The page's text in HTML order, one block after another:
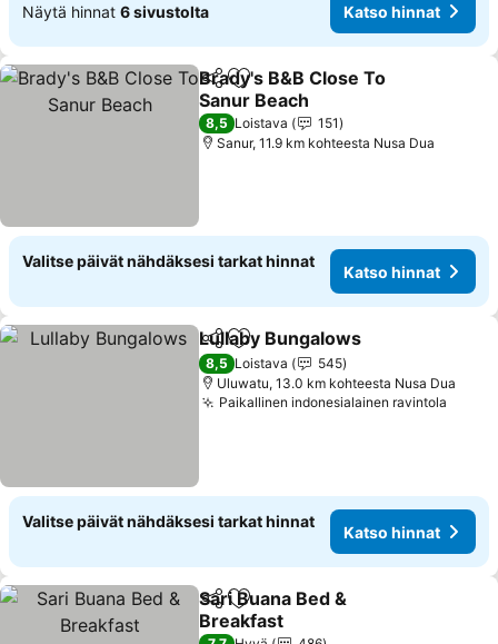
Näytä hinnat 6 sivustolta Katso hinnat
Jaa Lisää suosikkeihin
Brady's B&B Close To
Sanur Beach
8,5 Loistava
151
Sanur, 11.9 km kohteesta Nusa Dua
Valitse päivät nähdäksesi tarkat hinnat
Katso hinnat
Jaa Lisää suosikkeihin
Lullaby Bungalows
8,5 Loistava
545
Uluwatu, 13.0 km kohteesta Nusa Dua
Paikallinen indonesialainen ravintola
Valitse päivät nähdäksesi tarkat hinnat
Katso hinnat
Jaa Lisää suosikkeihin
Sari Buana Bed &
Breakfast